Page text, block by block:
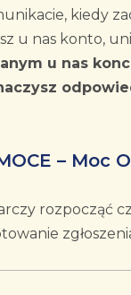
kiedy
u nas konto,
u nas
– Moc
rozpocząć